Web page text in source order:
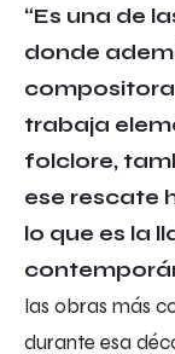
“Es una de
donde
compositora
trabaja
folclore,
ese rescate
lo que es la
las obras más
durante esa